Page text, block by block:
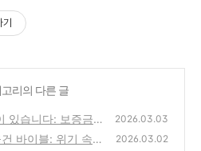
고리의 다른 글
있습니다: 보증금을
(0)
2026.03.03
바이블: 위기 속에
2026.03.02